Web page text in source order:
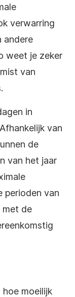
verwarring
andere
weet je zeker
van
in
van
de
van het jaar
perioden van
met de
moeilijk